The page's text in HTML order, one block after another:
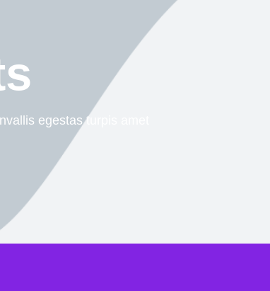
egestas turpis amet